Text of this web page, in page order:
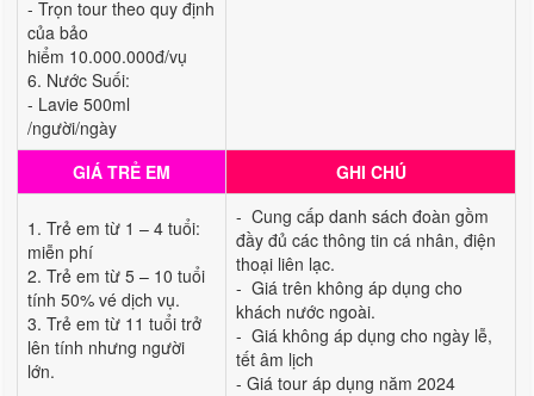
- Trọn tour theo quy định
của bảo
hiểm 10.000.000đ/vụ
6. Nước Suối:
- Lavie 500ml
/người/ngày
GIÁ TRẺ EM GHI CHÚ
1. Trẻ em từ 1 – 4 tuổi:
miễn phí
2. Trẻ em từ 5 – 10 tuổi
tính 50% vé dịch vụ.
3. Trẻ em từ 11 tuổi trở
lên tính nhưng người
lớn.
- Cung cấp danh sách đoàn gồm
đầy đủ các thông tin cá nhân, điện
thoại liên lạc.
- Giá trên không áp dụng cho
khách nước ngoài.
- Giá không áp dụng cho ngày lễ,
tết âm lịch
- Giá tour áp dụng năm 2024